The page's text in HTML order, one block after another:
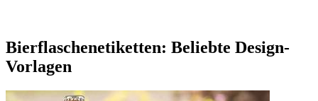
Bierflaschenetiketten: Beliebte Design-
Vorlagen